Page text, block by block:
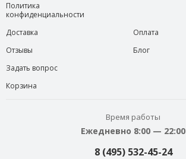
Политика
конфиденциальности
Доставка
Отзывы
Задать вопрос
Корзина
Оплата
Блог
Время работы
Ежедневно 8:00 — 22:00
8 (495) 532-45-24